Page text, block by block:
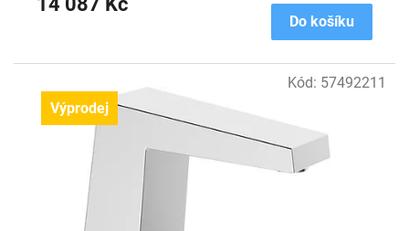
Do košíku
Výprodej
Kód: 57492211